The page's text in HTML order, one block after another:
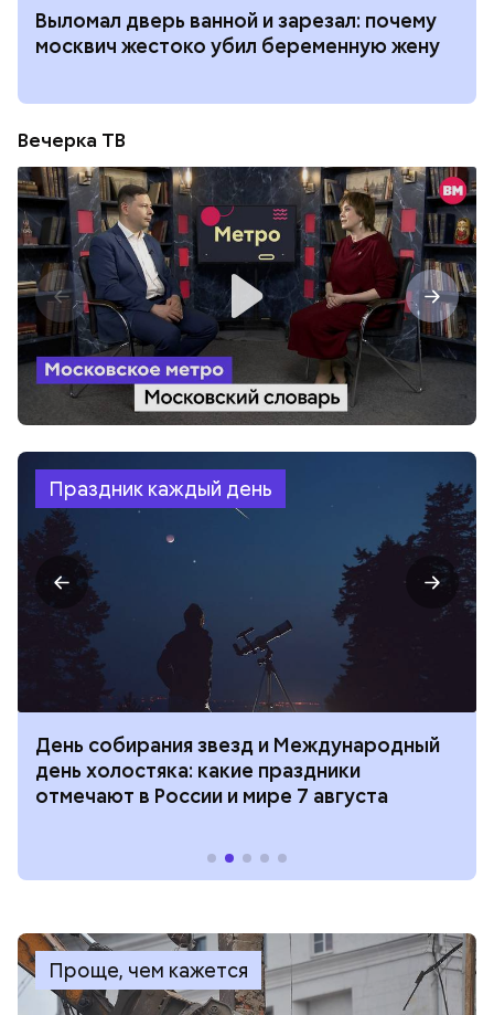
Выломал дверь ванной и зарезал: почему
москвич жестоко убил беременную жену
Вечерка ТВ
Праздник каждый день
День собирания звезд и Международный
день холостяка: какие праздники
отмечают в России и мире 7 августа
Проще, чем кажется